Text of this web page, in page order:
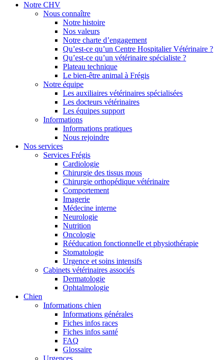
Notre CHV
Nous connaître
Notre histoire
Nos valeurs
Notre charte d’engagement
Qu’est-ce qu’un Centre Hospitalier Vétérinaire ?
Qu’est-ce qu’un vétérinaire spécialiste ?
Plateau technique
Le bien-être animal à Frégis
Notre équipe
Les auxiliaires vétérinaires spécialisées
Les docteurs vétérinaires
Les équipes support
Informations
Informations pratiques
Nous rejoindre
Nos services
Services Frégis
Cardiologie
Chirurgie des tissus mous
Chirurgie orthopédique vétérinaire
Comportement
Imagerie
Médecine interne
Neurologie
Nutrition
Oncologie
Rééducation fonctionnelle et physiothérapie
Stomatologie
Urgence et soins intensifs
Cabinets vétérinaires associés
Dermatologie
Ophtalmologie
Chien
Informations chien
Informations générales
Fiches infos races
Fiches infos santé
FAQ
Glossaire
Urgences